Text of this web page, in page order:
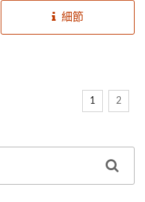
觀能延長使用期限並美化您
的車子。提高您的後車門手
細節
1 2